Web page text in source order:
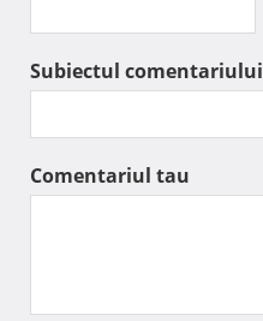
Subiectul comentariului
Comentariul tau